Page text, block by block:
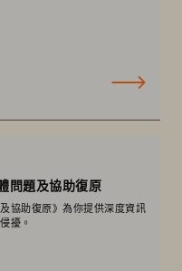
問題及協助復原
協助復原》為你提供深度資訊
擾。